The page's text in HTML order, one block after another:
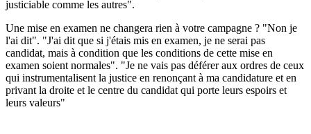
justiciable comme les autres".
Une mise en examen ne changera rien à votre campagne ? "Non je
l'ai dit". "J'ai dit que si j'étais mis en examen, je ne serai pas
candidat, mais à condition que les conditions de cette mise en
examen soient normales". "Je ne vais pas déférer aux ordres de ceux
qui instrumentalisent la justice en renonçant à ma candidature et en
privant la droite et le centre du candidat qui porte leurs espoirs et
leurs valeurs"